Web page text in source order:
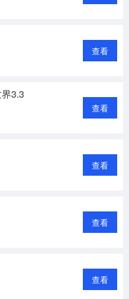
查看
3.3
查看
查看
查看
查看